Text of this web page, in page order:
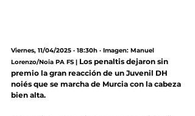
Viernes, 11/04/2025 · 18:30h · Imagen: Manuel
Lorenzo/Noia PA FS | Los penaltis dejaron sin
premio la gran reacción de un Juvenil DH
noiés que se marcha de Murcia con la cabeza
bien alta.